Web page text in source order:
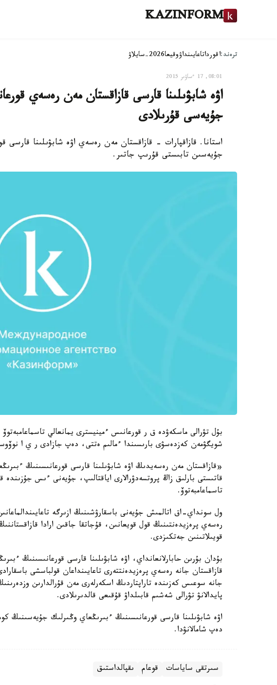
KAZINFORM
ترەند:اقورداتاعايىنداۋوقيعا2026-سايلاۋ
08:01, 17 ءساۋىر 2015
اۋە شابۋىلىنا قارسى قازاقستان مەن رەسەي
جۇيەسى قۇرىلادى
استانا. قازاقپارات - قازاقستان مەن رەسەي اۋە شابۋىلىنا قارسى
جۇيەسىن تابىستى قۇرىپ جاتىر.
بۇل تۋرالى ماسكەۋدە ق ر قورعانىس ءمينيسترى يمانعالي
شويگۋمەن كەزدەسۋى بارىسىندا ءمالىم ەتتى، دەپ جازادى ر ي ا
«قازاقستان مەن رەسەيدىڭ اۋە شابۋىلىنا قارسى قورعانىسىنىڭ
قاتىستى بارلىق زاڭ پروتسەدۋرالارى اياقتالىپ، جۇيەنى ءىس
تاسماعامبەتوۆ.
ول سونداي-اق اتالمىش جۇيەنى باسقارۋشىنىڭ ازىرگە
رەسەي پرەزيدەنتىنىڭ قول قويعانىن، قۇجاتقا جاقىن ارادا
قويىلاتىنىن جەتكىزدى.
بۇدان بۇرىن حابارلانعانداي، اۋە شابۋىلىنا قارسى قورعانىسىنىڭ
قازاقستان جانە رەسەي پرەزيدەنتتەرى تاعايىنداعان قولباسشى
جانە سوعىس كەزىندە تاراپتاردىڭ اسكەرلەرى مەن قۇرالدارىن
پايدالانۋ تۋرالى شەشىم قابىلداۋ قۇقىعى قالدىرىلادى.
اۋە شابۋىلىنا قارسى قورعانىسىنىڭ ءبىرىڭعاي وڭىرلىك جۇيەسىنىڭ
دەپ شامالانۋدا.
سىرتقى ساياسات قوعام ىقپالداستىق